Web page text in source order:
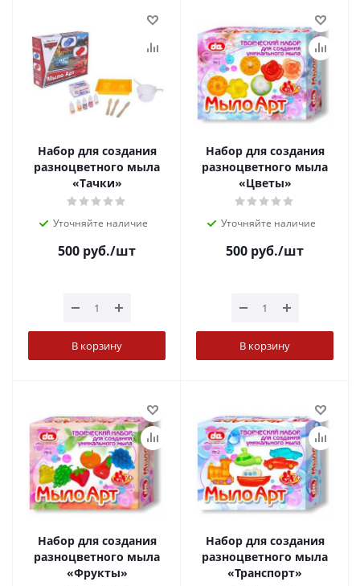
Набор для создания
разноцветного мыла
«Тачки»
Уточняйте наличие
500 руб./шт
В корзину
Набор для создания
разноцветного мыла
«Цветы»
Уточняйте наличие
500 руб./шт
В корзину
Набор для создания
разноцветного мыла
«Фрукты»
Набор для создания
разноцветного мыла
«Транспорт»